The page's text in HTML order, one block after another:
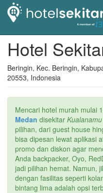
Hotel
Beringin, Kec. Beringin,
20553, Indonesia
Mencari hotel murah mulai
Medan disekitar Kualanamu
pilihan, dari guest house
bisa dipesan lewat aplikasi
promo dan diskon agar
Anda backpacker, Oyo,
jadi pilihan hemat. Namun,
dengan fasilitas seperti
bintang lima adalah opsi